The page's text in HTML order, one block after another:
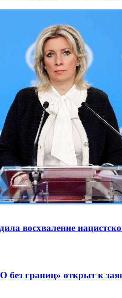
восхваление
без границ» открыт к